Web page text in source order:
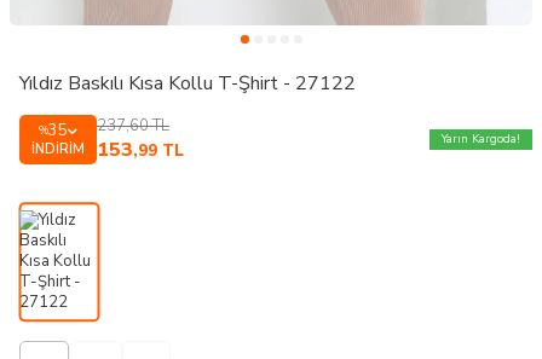
Yıldız Baskılı Kısa Kollu T-Şhirt - 27122
%35
İNDIRIM
237,60TL
153,99 TL
Yarın Kargoda!